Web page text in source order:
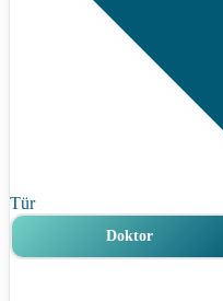
Tür
Doktor